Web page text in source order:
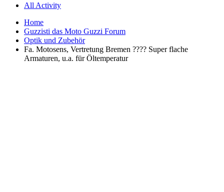
All Activity
Home
Guzzisti das Moto Guzzi Forum
Optik und Zubehör
Fa. Motosens, Vertretung Bremen ???? Super flache
Armaturen, u.a. für Öltemperatur